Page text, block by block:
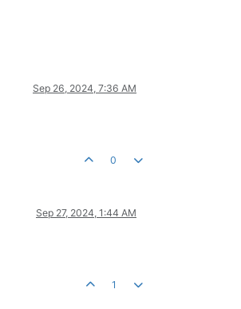
Sep 26, 2024, 7:36 AM
0
Sep 27, 2024, 1:44 AM
1